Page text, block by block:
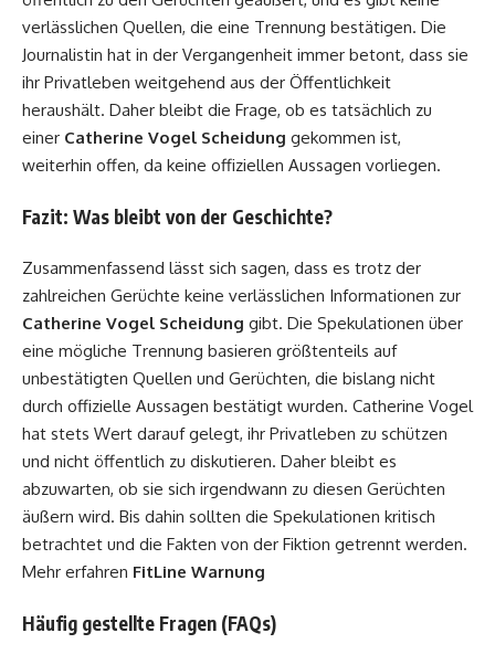
verlässlichen Quellen, die eine Trennung bestätigen. Die
Journalistin hat in der Vergangenheit immer betont, dass sie
ihr Privatleben weitgehend aus der Öffentlichkeit
heraushält. Daher bleibt die Frage, ob es tatsächlich zu
einer Catherine Vogel Scheidung gekommen ist,
weiterhin offen, da keine offiziellen Aussagen vorliegen.
Fazit: Was bleibt von der Geschichte?
Zusammenfassend lässt sich sagen, dass es trotz der
zahlreichen Gerüchte keine verlässlichen Informationen zur
Catherine Vogel Scheidung gibt. Die Spekulationen über
eine mögliche Trennung basieren größtenteils auf
unbestätigten Quellen und Gerüchten, die bislang nicht
durch offizielle Aussagen bestätigt wurden. Catherine Vogel
hat stets Wert darauf gelegt, ihr Privatleben zu schützen
und nicht öffentlich zu diskutieren. Daher bleibt es
abzuwarten, ob sie sich irgendwann zu diesen Gerüchten
äußern wird. Bis dahin sollten die Spekulationen kritisch
betrachtet und die Fakten von der Fiktion getrennt werden.
Mehr erfahren FitLine Warnung
Häufig gestellte Fragen (FAQs)